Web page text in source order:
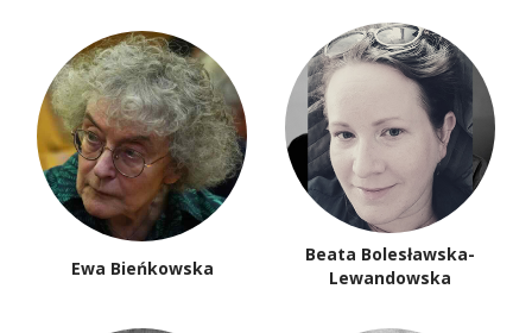
Ewa Bieńkowska
Beata Bolesławska-
Lewandowska